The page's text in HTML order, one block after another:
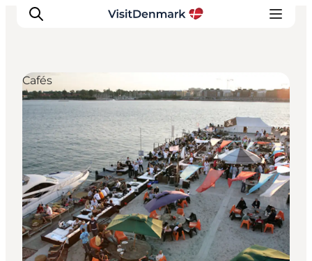
Inspirations
Destinations
Quoi faire
Hébergements
Planifiez votre voyage
Cafés